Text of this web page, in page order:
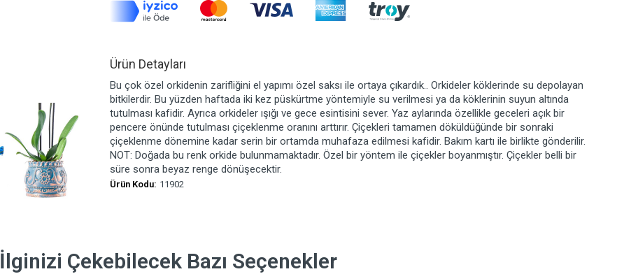
Ürün Detayları
Bu çok özel orkidenin zarifliğini el yapımı özel saksı ile ortaya çıkardık.. Orkideler köklerinde su depolayan
bitkilerdir. Bu yüzden haftada iki kez püskürtme yöntemiyle su verilmesi ya da köklerinin suyun altında
tutulması kafidir. Ayrıca orkideler ışığı ve gece esintisini sever. Yaz aylarında özellikle geceleri açık bir
pencere önünde tutulması çiçeklenme oranını arttırır. Çiçekleri tamamen döküldüğünde bir sonraki
çiçeklenme dönemine kadar serin bir ortamda muhafaza edilmesi kafidir. Bakım kartı ile birlikte gönderilir.
NOT: Doğada bu renk orkide bulunmamaktadır. Özel bir yöntem ile çiçekler boyanmıştır. Çiçekler belli bir
süre sonra beyaz renge dönüşecektir.
Ürün Kodu: 11902
İlginizi Çekebilecek Bazı Seçenekler